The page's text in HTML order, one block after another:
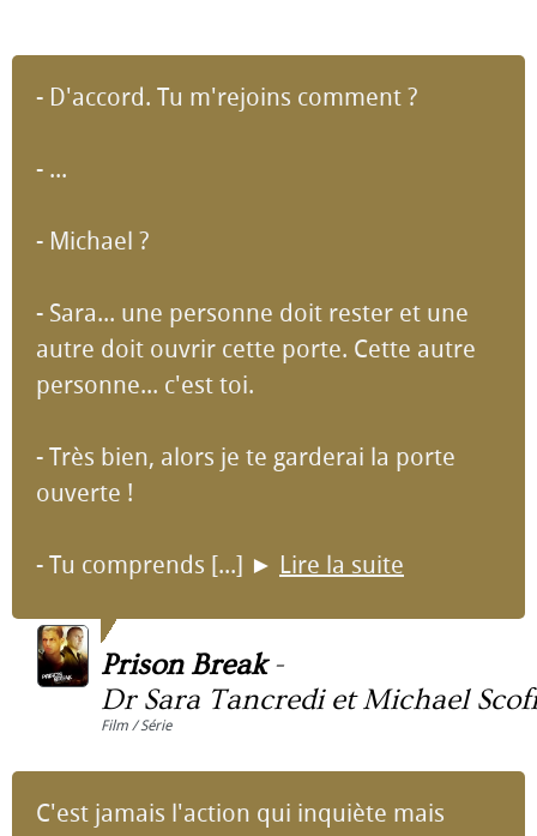
- D'accord. Tu m'rejoins comment ?
- ...
- Michael ?
- Sara... une personne doit rester et une
autre doit ouvrir cette porte. Cette autre
personne... c'est toi.
- Très bien, alors je te garderai la porte
ouverte !
- Tu comprends [...] ► Lire la suite
Prison Break-
Dr Sara Tancredi et Michael
Film / Série
C'est jamais l'action qui inquiète mais